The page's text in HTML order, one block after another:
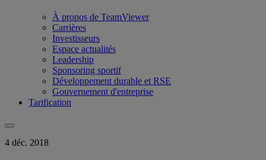
À propos de TeamViewer
Carrières
Investisseurs
Espace actualités
Leadership
Sponsoring sportif
Développement durable et RSE
Gouvernement d'entreprise
Tarification
4 déc. 2018